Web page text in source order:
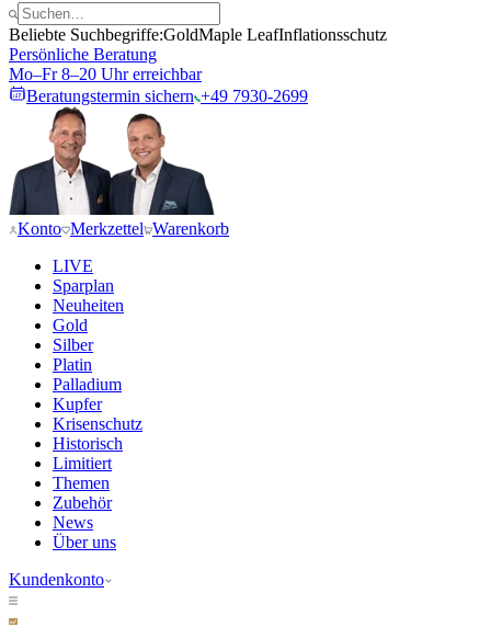
Beliebte Suchbegriffe:GoldMaple LeafInflationsschutz
Persönliche Beratung
Mo–Fr 8–20 Uhr erreichbar
Beratungstermin sichern +49 7930-2699
Konto Merkzettel Warenkorb
LIVE
Sparplan
Neuheiten
Gold
Silber
Platin
Palladium
Kupfer
Krisenschutz
Historisch
Limitiert
Themen
Zubehör
News
Über uns
Kundenkonto